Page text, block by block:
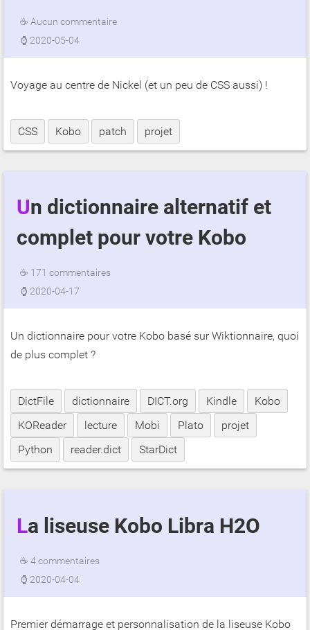
☕ Aucun commentaire
⌚ 2020-05-04
Voyage au centre de Nickel (et un peu de CSS aussi) !
CSS Kobo patch projet
Un dictionnaire alternatif et
complet pour votre Kobo
☕ 171 commentaires
⌚ 2020-04-17
Un dictionnaire pour votre Kobo basé sur Wiktionnaire, quoi
de plus complet ?
DictFile dictionnaire DICT.org Kindle
Kobo
KOReader
lecture Mobi Plato
projet
Python
reader.dict StarDict
La liseuse Kobo Libra H2O
☕ 4 commentaires
⌚ 2020-04-04
Premier démarrage et personnalisation de la liseuse Kobo